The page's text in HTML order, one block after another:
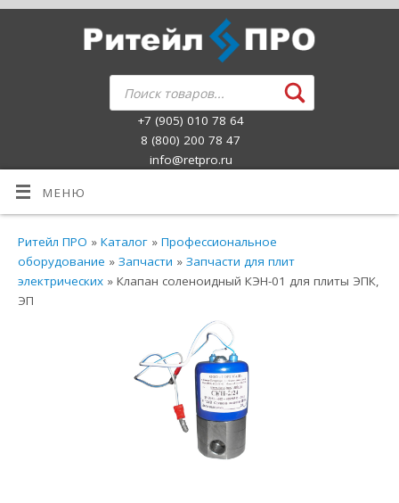
+7 (905) 010 78 64
8 (800) 200 78 47
info@retpro.ru
МЕНЮ
Ритейл ПРО »Каталог »Профессиональное
оборудование »Запчасти »Запчасти для плит
электрических » Клапан соленоидный КЭН-01 для плиты ЭПК,
ЭП